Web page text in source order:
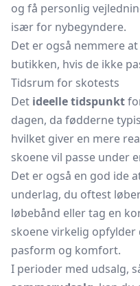
og få personlig
især for nybegyndere.
Det er også nemmere
butikken, hvis de ikke
Tidsrum for skotests
Det ideelle tidspunkt
dagen, da fødderne
hvilket giver en mere
skoene vil passe under
Det er også en god ide
underlag, du oftest
løbebånd eller tag en
skoene virkelig opfylder
pasform og komfort.
I perioder med udsalg,